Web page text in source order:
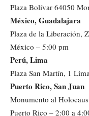
Plaza Bolívar 64050
México, Guadalajara
Plaza de la Liberación,
México – 5:00 pm
Perú, Lima
Plaza San Martín, 1
Puerto Rico, San Juan
Monumento al
Puerto Rico – 2:00 a